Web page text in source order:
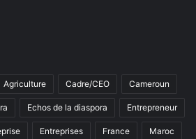
Agriculture Cadre/CEO Cameroun
Echos de la diaspora Entrepreneur
Entreprises France Maroc